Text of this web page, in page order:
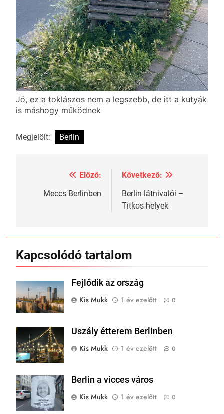
Jó, ez a toklászos nem a legszebb, de itt a kutyák
is máshogy működnek
Megjelölt: Berlin
Bejegyzés
navigáció
Előző:
Meccs Berlinben
Következő:
Berlin látnivalói –
Titkos helyek
Kapcsolódó tartalom
Fejlődik az ország
Kis Mukk
1 év ezelőtt 0
Uszály étterem Berlinben
Kis Mukk
1 év ezelőtt 0
Berlin a vicces város
Kis Mukk
1 év ezelőtt 0